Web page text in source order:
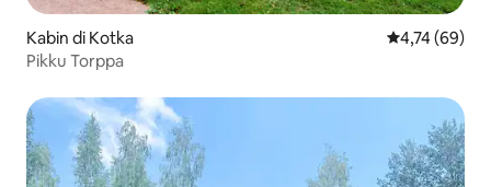
Kabin di Kotka Nilai rata-rata
4,74 (69)
Pikku Torppa